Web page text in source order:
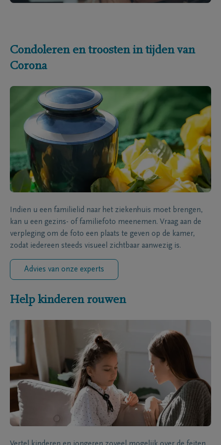
Condoleren en troosten in tijden van
Corona
Indien u een familielid naar het ziekenhuis moet brengen,
kan u een gezins- of familiefoto meenemen. Vraag aan de
verpleging om de foto een plaats te geven op de kamer,
zodat iedereen steeds visueel zichtbaar aanwezig is.
Advies van onze experts
Help kinderen rouwen